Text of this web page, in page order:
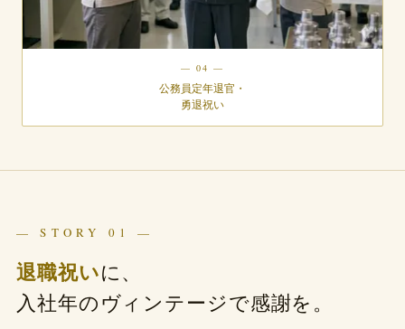
— 04 —
公務員定年退官・
勇退祝い
— STORY 01 —
退職祝いに、
入社年のヴィンテージで感謝を。